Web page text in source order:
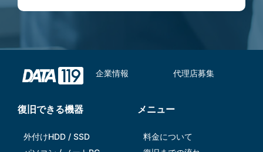
企業情報 代理店募集
復旧できる機器
外付けHDD / SSD
メニュー
料金について